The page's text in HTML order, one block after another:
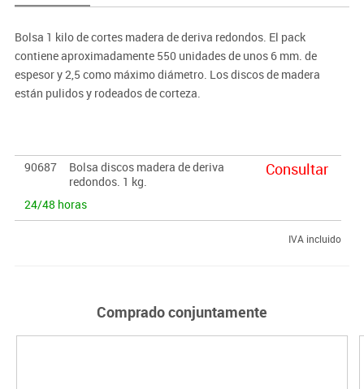
Bolsa 1 kilo de cortes madera de deriva redondos. El pack
contiene aproximadamente 550 unidades de unos 6 mm. de
espesor y 2,5 como máximo diámetro. Los discos de madera
están pulidos y rodeados de corteza.
90687
Bolsa discos madera de deriva
redondos. 1 kg.
24/48 horas
Consultar
IVA incluido
Comprado conjuntamente